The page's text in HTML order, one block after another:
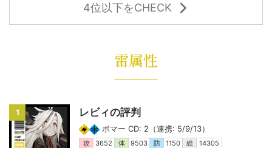
4位以下をCHECK
雷属性
1 レビィの評判
ボマー CD: 2（連携: 5/9/13）
攻 3652 体 9503 防 1150 総 14305